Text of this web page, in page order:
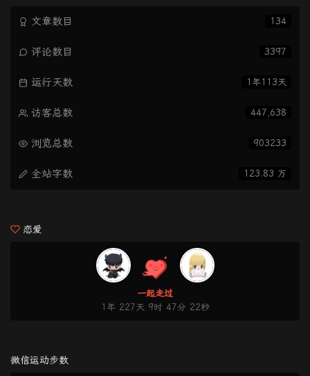
134
文章数目
3397
评论数目
1年113天
运行天数
447,638
访客总数
903233
浏览总数
123.83 万
全站字数
恋爱
一起走过
1年 227天 9时 47分 22秒
微信运动步数